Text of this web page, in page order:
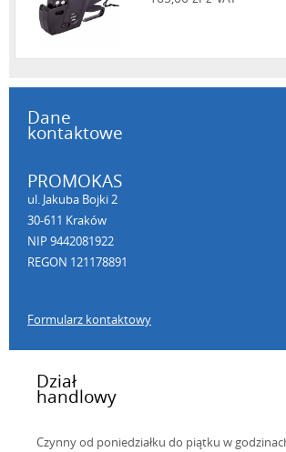
Dane
kontaktowe
PROMOKAS
ul. Jakuba Bojki 2
30-611 Kraków
NIP 9442081922
REGON 121178891
Formularz kontaktowy
Dział
handlowy
Czynny od poniedziałku do piątku w